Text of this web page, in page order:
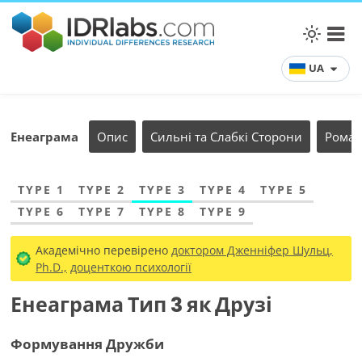
UA
Енеаграма Опис Сильні та Слабкі Сторони
TYPE 1 TYPE 2 TYPE 3 TYPE 4
TYPE 5
TYPE 6
TYPE 7 TYPE 8 TYPE 9
Академічно перевірено доктором Дженніфер Шульц,
Ph.D., доценткою психології
Енеаграма Тип 3 як Друзі
Формування Дружби